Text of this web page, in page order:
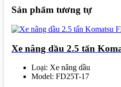
Sản phẩm tương tự
Xe nâng dầu 2.5 tấn
Loại: Xe nâng dầu
Model: FD25T-17